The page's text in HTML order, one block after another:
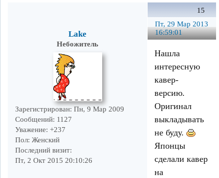
15
Пт, 29 Мар 2013
16:59:01
Lake
Небожитель
Зарегистрирован: Пн, 9 Мар 2009
Сообщений: 1127
Уважение: +237
Пол: Женский
Последний визит:
Пт, 2 Окт 2015 20:10:26
Нашла
интересную
кавер-
версию.
Оригинал
выкладывать
не буду.
Японцы
сделали кавер
на